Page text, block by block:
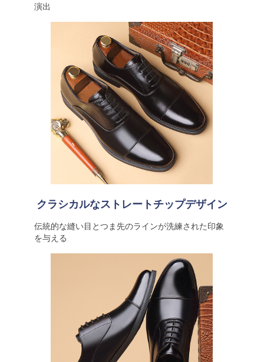
演出
クラシカルなストレートチップデザイン
伝統的な縫い目とつま先のラインが洗練された印象
を与える